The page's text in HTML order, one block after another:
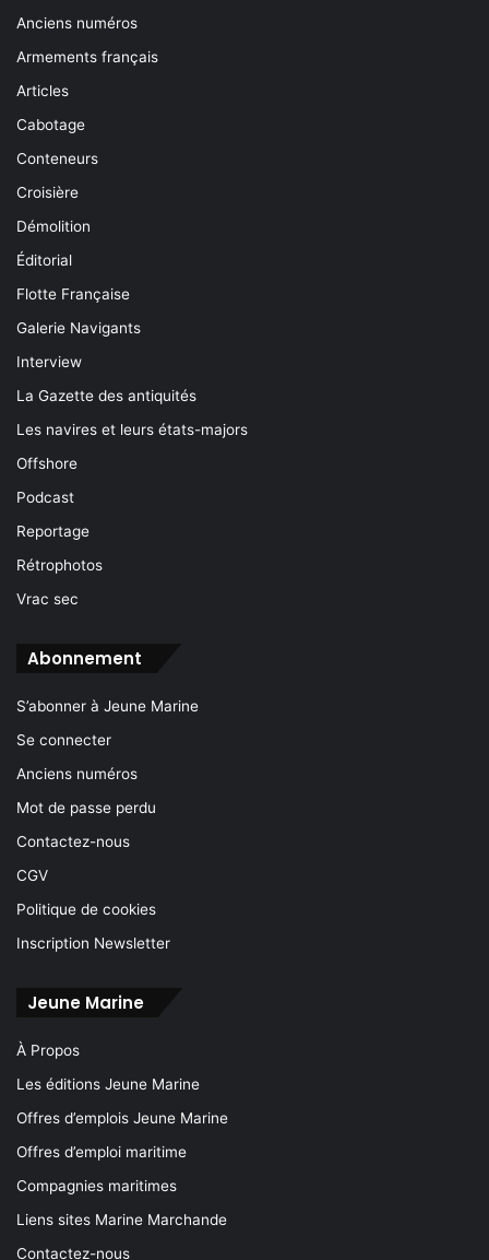
Anciens numéros
Armements français
Articles
Cabotage
Conteneurs
Croisière
Démolition
Éditorial
Flotte Française
Galerie Navigants
Interview
La Gazette des antiquités
Les navires et leurs états-majors
Offshore
Podcast
Reportage
Rétrophotos
Vrac sec
Abonnement
S’abonner à Jeune Marine
Se connecter
Anciens numéros
Mot de passe perdu
Contactez-nous
CGV
Politique de cookies
Inscription Newsletter
Jeune Marine
À Propos
Les éditions Jeune Marine
Offres d’emplois Jeune Marine
Offres d’emploi maritime
Compagnies maritimes
Liens sites Marine Marchande
Contactez-nous